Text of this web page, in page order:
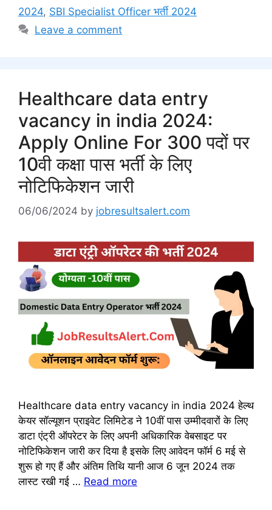
2024, SBI Specialist Officer भर्ती 2024
Leave a comment
Healthcare data entry
vacancy in india 2024:
Apply Online For 300 पदों पर
10वी कक्षा पास भर्ती के लिए
नोटिफिकेशन जारी
06/06/2024 by jobresultsalert.com
Healthcare data entry vacancy in india 2024 हेल्थ
केयर सॉल्यूशन प्राइवेट लिमिटेड ने 10वीं पास उम्मीदवारों के लिए
डाटा एंट्री ऑपरेटर के लिए अपनी अधिकारिक वेबसाइट पर
नोटिफिकेशन जारी कर दिया है इसके लिए आवेदन फॉर्म 6 मई से
शुरू हो गए हैं और अंतिम तिथि यानी आज 6 जून 2024 तक
लास्ट रखी गई … Read more